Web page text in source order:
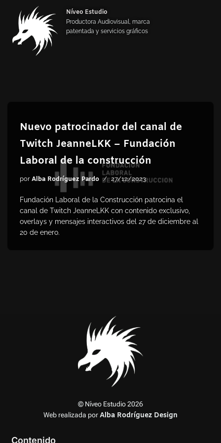
Saltar
al
contenido
Níveo Estudio
Productora Audiovisual, marca
patentada y servicios gráficos
Nuevo patrocinador del canal de
Twitch JeanneLKK – Fundación
Laboral de la construcción
por Alba Rodríguez Pardo 27/12/2023
Fundación Laboral de la Construcción patrocina el
canal de Twitch JeanneLKK con contenido exclusivo,
overlays y mensajes interactivos del 27 de diciembre al
20 de enero.
© Níveo Estudio 2026
Web realizada porAlba Rodríguez Design
Contenido